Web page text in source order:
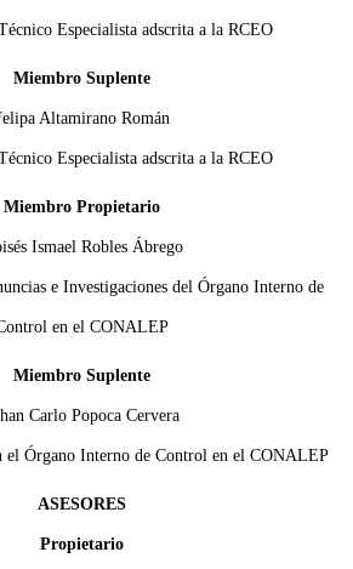
Especialista adscrita a la RCEO
Miembro Suplente
Altamirano Román
Especialista adscrita a la RCEO
Miembro Propietario
Ismael Robles Ábrego
e Investigaciones del Órgano Interno de
en el CONALEP
Miembro Suplente
Carlo Popoca Cervera
el Órgano Interno de Control en el CONALEP
ASESORES
Propietario